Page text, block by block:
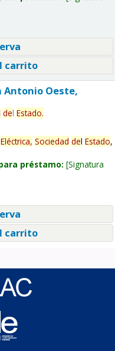
carrito
Antonio Oeste,
del Estado.
Eléctrica, Sociedad del Estado,
préstamo: Signatura
carrito